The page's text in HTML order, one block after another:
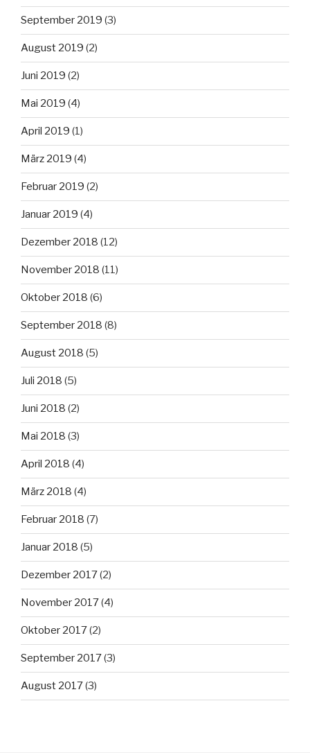
September 2019 (3)
August 2019 (2)
Juni 2019 (2)
Mai 2019 (4)
April 2019 (1)
März 2019 (4)
Februar 2019 (2)
Januar 2019 (4)
Dezember 2018 (12)
November 2018 (11)
Oktober 2018 (6)
September 2018 (8)
August 2018 (5)
Juli 2018 (5)
Juni 2018 (2)
Mai 2018 (3)
April 2018 (4)
März 2018 (4)
Februar 2018 (7)
Januar 2018 (5)
Dezember 2017(2)
November 2017(4)
Oktober 2017(2)
September 2017(3)
August 2017(3)